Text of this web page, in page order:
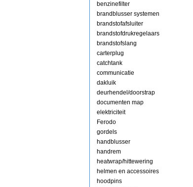
benzinefilter
brandblusser systemen
brandstofafsluiter
brandstofdrukregelaars
brandstofslang
carterplug
catchtank
communicatie
dakluik
deurhendel/doorstrap
documenten map
elektriciteit
Ferodo
gordels
handblusser
handrem
heatwrap/hittewering
helmen en accessoires
hoodpins